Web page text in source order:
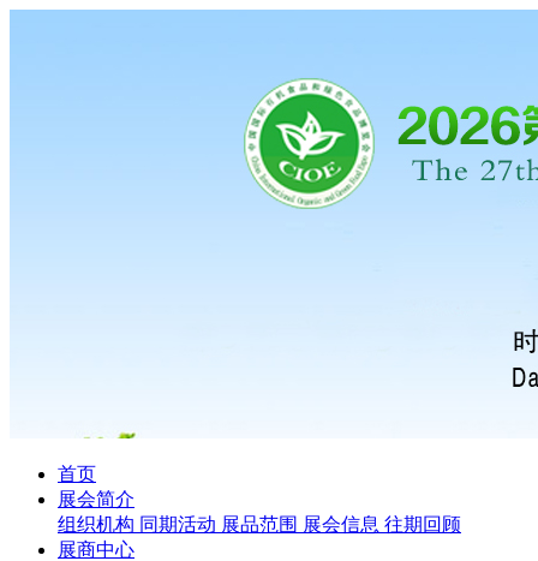
首页
展会简介
组织机构 同期活动 展品范围 展会信息 往期回顾
展商中心